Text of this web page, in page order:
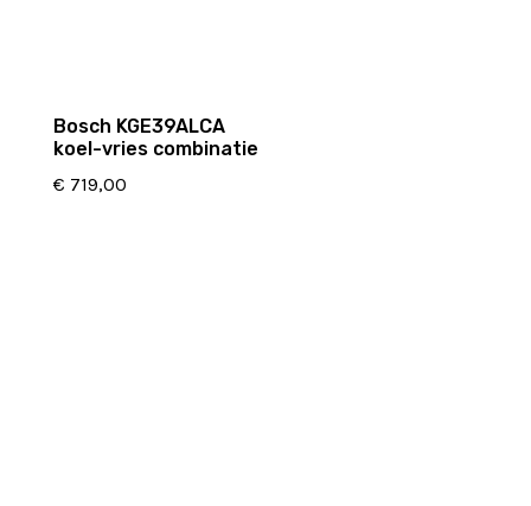
Bosch KGE39ALCA
koel-vries combinatie
€ 719,00